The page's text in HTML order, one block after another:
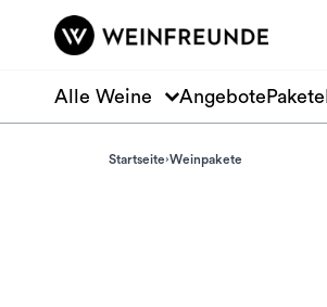
Zum Hauptinhalt springen
Alle Weine Angebote Pakete
Startseite Weinpakete